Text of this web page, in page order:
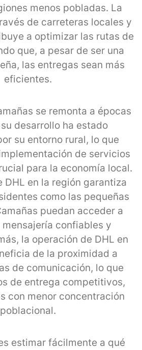
menos pobladas. La
de carreteras locales y
a optimizar las rutas de
que, a pesar de ser una
las entregas sean más
eficientes.
se remonta a épocas
desarrollo ha estado
su entorno rural, lo que
de servicios
para la economía local.
DHL en la región garantiza
como las pequeñas
puedan acceder a
confiables y
la operación de DHL en
de la proximidad a
de comunicación, lo que
de entrega competitivos,
con menor concentración
poblacional.
estimar fácilmente a qué